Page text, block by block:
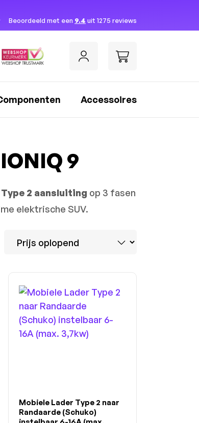
Beoordeeld met een 9.4 uit 1275 reviews
Accessoires
9
Type 2 aansluiting op 3 fasen
elektrische SUV.
Mobiele Lader Type 2 naar
Randaarde (Schuko)